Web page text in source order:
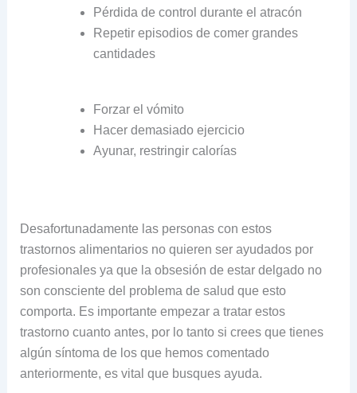
Pérdida de control durante el atracón
Repetir episodios de comer grandes
cantidades
Forzar el vómito
Hacer demasiado ejercicio
Ayunar, restringir calorías
Desafortunadamente las personas con estos
trastornos alimentarios no quieren ser ayudados por
profesionales ya que la obsesión de estar delgado no
son consciente del problema de salud que esto
comporta. Es importante empezar a tratar estos
trastorno cuanto antes, por lo tanto si crees que tienes
algún síntoma de los que hemos comentado
anteriormente, es vital que busques ayuda.